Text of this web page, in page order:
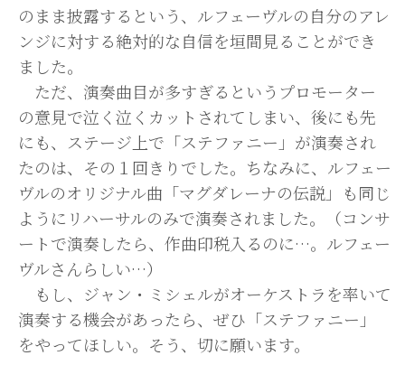
のまま披露するという、ルフェーヴルの自分のアレ
ンジに対する絶対的な自信を垣間見ることができ
ました。
ただ、演奏曲目が多すぎるというプロモーター
の意見で泣く泣くカットされてしまい、後にも先
にも、ステージ上で「ステファニー」が演奏され
たのは、その１回きりでした。ちなみに、ルフェー
ヴルのオリジナル曲「マグダレーナの伝説」も同じ
ようにリハーサルのみで演奏されました。（コンサ
ートで演奏したら、作曲印税入るのに…。ルフェー
ヴルさんらしい…）
もし、ジャン・ミシェルがオーケストラを率いて
演奏する機会があったら、ぜひ「ステファニー」
をやってほしい。そう、切に願います。